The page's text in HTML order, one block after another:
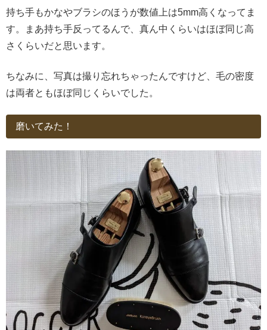
持ち手もかなやブラシのほうが数値上は5mm高くなってま
す。まあ持ち手反ってるんで、真ん中くらいはほぼ同じ高
さくらいだと思います。
ちなみに、写真は撮り忘れちゃったんですけど、毛の密度
は両者ともほぼ同じくらいでした。
磨いてみた！